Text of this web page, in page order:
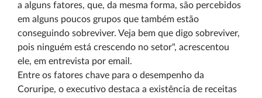
a alguns fatores, que, da mesma forma, são percebidos
em alguns poucos grupos que também estão
conseguindo sobreviver. Veja bem que digo sobreviver,
pois ninguém está crescendo no setor", acrescentou
ele, em entrevista por email.
Entre os fatores chave para o desempenho da
Coruripe, o executivo destaca a existência de receitas